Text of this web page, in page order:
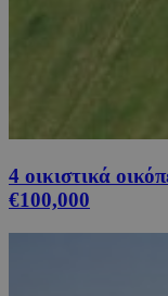
4 οικιστικά
€100,000